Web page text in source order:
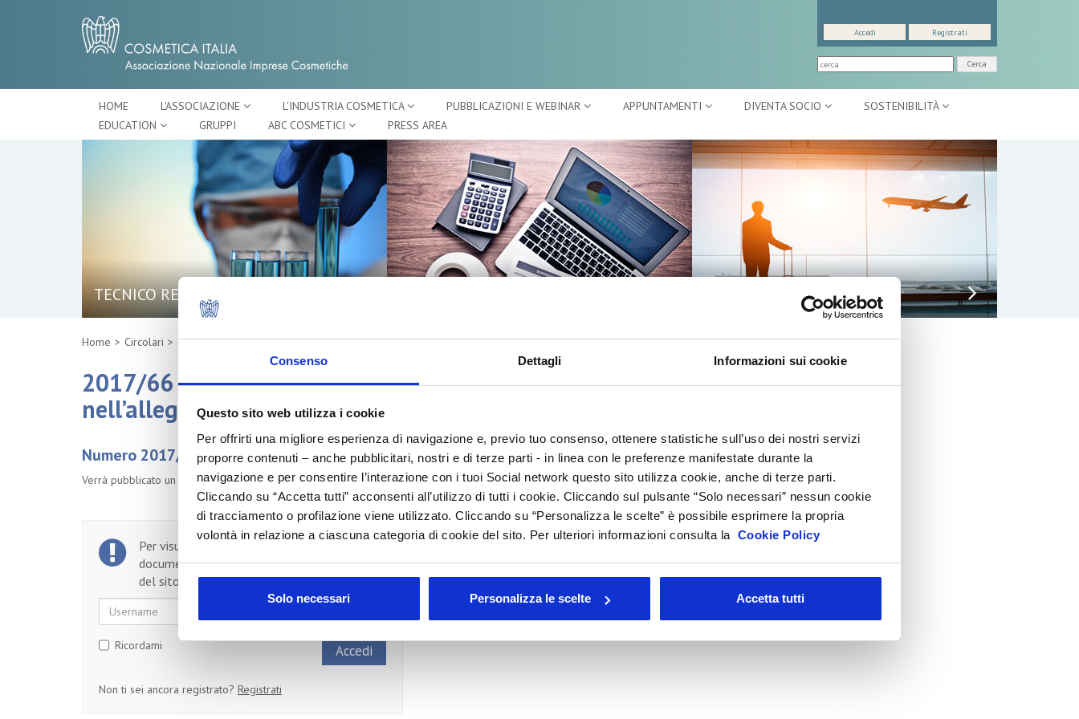
Consenso Dettagli Informazioni sui cookie
Questo sito web utilizza i cookie
Per offrirti una migliore esperienza di navigazione e, previo tuo consenso, ottenere statistiche sull’uso dei nostri servizi
proporre contenuti – anche pubblicitari, nostri e di terze parti - in linea con le preferenze manifestate durante la
navigazione e per consentire l’interazione con i tuoi Social network questo sito utilizza cookie, anche di terze parti.
Cliccando su “Accetta tutti” acconsenti all’utilizzo di tutti i cookie. Cliccando sul pulsante “Solo necessari” nessun cookie
di tracciamento o profilazione viene utilizzato. Cliccando su “Personalizza le scelte” è possibile esprimere la propria
volontà in relazione a ciascuna categoria di cookie del sito. Per ulteriori informazioni consulta la Cookie Policy
Solo necessari Personalizza le scelte Accetta tutti
Cerca
Accedi Registrati
HOME L'ASSOCIAZIONE L'INDUSTRIA COSMETICA PUBBLICAZIONI E WEBINAR APPUNTAMENTI DIVENTA SOCIO
SOSTENIBILITÀ
EDUCATION
GRUPPI ABC COSMETICI PRESS AREA
TECNICO REGOLATORIO ATTIVITÀ INTERNAZIONALI
Home Circolari dettaglio
2017/66 Sostanze CMR che verranno inserite
nell’allegato II del Regolamento cosmetico 1223/2009
Numero 2017/66 del 21/07/2017
Verrà pubblicato un nuovo Regolamento “Omnibus Act” che vieterà l’uso di alcuni ingredienti classificati come CMR.
Per visualizzare il testo completo del
documento, devi essere un utente registrato
del sito.
Username Password
Ricordami
Non ti sei ancora registrato? Registrati
Tecnico Regolatorio